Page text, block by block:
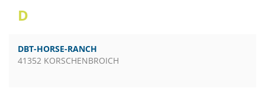
D
DBT-HORSE-RANCH
41352 KORSCHENBROICH